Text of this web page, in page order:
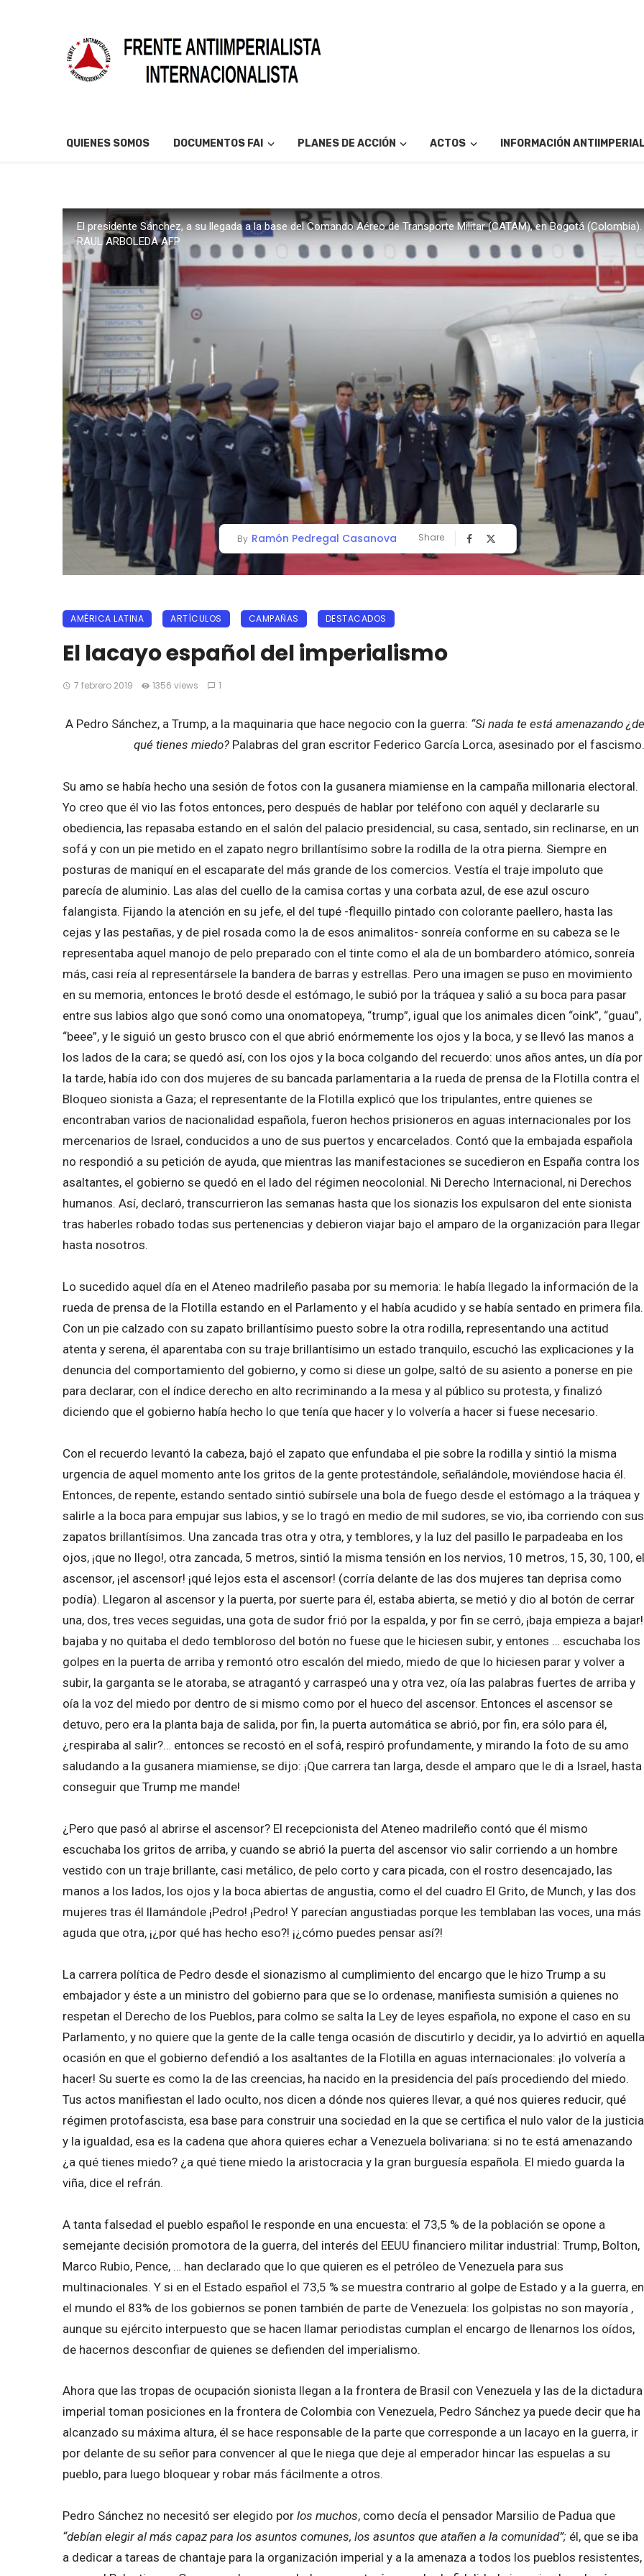
QUIENES SOMOS DOCUMENTOS FAI PLANES DE ACCIÓN ACTOS INFORMACIÓN
El presidente Sánchez, a su llegada a la base del Comando Aéreo de Transporte Militar (CATAM), en Bogotá (Colombia).
RAUL ARBOLEDA AFP
By Ramón Pedregal Casanova Share
AMÉRICA LATINA ARTÍCULOS CAMPAÑAS DESTACADOS
El lacayo español del imperialismo
7 febrero 2019 1356 views 1
A Pedro Sánchez, a Trump, a la maquinaria que hace negocio con la guerra: “Si nada te está amenazando ¿de
qué tienes miedo? Palabras del gran escritor Federico García Lorca, asesinado por el fascismo.
Su amo se había hecho una sesión de fotos con la gusanera miamiense en la campaña millonaria electoral.
Yo creo que él vio las fotos entonces, pero después de hablar por teléfono con aquél y declararle su
obediencia, las repasaba estando en el salón del palacio presidencial, su casa, sentado, sin reclinarse, en un
sofá y con un pie metido en el zapato negro brillantísimo sobre la rodilla de la otra pierna. Siempre en
posturas de maniquí en el escaparate del más grande de los comercios. Vestía el traje impoluto que
parecía de aluminio. Las alas del cuello de la camisa cortas y una corbata azul, de ese azul oscuro
falangista. Fijando la atención en su jefe, el del tupé -flequillo pintado con colorante paellero, hasta las
cejas y las pestañas, y de piel rosada como la de esos animalitos- sonreía conforme en su cabeza se le
representaba aquel manojo de pelo preparado con el tinte como el ala de un bombardero atómico, sonreía
más, casi reía al representársele la bandera de barras y estrellas. Pero una imagen se puso en movimiento
en su memoria, entonces le brotó desde el estómago, le subió por la tráquea y salió a su boca para pasar
entre sus labios algo que sonó como una onomatopeya, “trump”, igual que los animales dicen “oink”, “guau”,
“beee”, y le siguió un gesto brusco con el que abrió enórmemente los ojos y la boca, y se llevó las manos a
los lados de la cara; se quedó así, con los ojos y la boca colgando del recuerdo: unos años antes, un día por
la tarde, había ido con dos mujeres de su bancada parlamentaria a la rueda de prensa de la Flotilla contra el
Bloqueo sionista a Gaza; el representante de la Flotilla explicó que los tripulantes, entre quienes se
encontraban varios de nacionalidad española, fueron hechos prisioneros en aguas internacionales por los
mercenarios de Israel, conducidos a uno de sus puertos y encarcelados. Contó que la embajada española
no respondió a su petición de ayuda, que mientras las manifestaciones se sucedieron en España contra los
asaltantes, el gobierno se quedó en el lado del régimen neocolonial. Ni Derecho Internacional, ni Derechos
humanos. Así, declaró, transcurrieron las semanas hasta que los sionazis los expulsaron del ente sionista
tras haberles robado todas sus pertenencias y debieron viajar bajo el amparo de la organización para llegar
hasta nosotros.
Lo sucedido aquel día en el Ateneo madrileño pasaba por su memoria: le había llegado la información de la
rueda de prensa de la Flotilla estando en el Parlamento y el había acudido y se había sentado en primera fila.
Con un pie calzado con su zapato brillantísimo puesto sobre la otra rodilla, representando una actitud
atenta y serena, él aparentaba con su traje brillantísimo un estado tranquilo, escuchó las explicaciones y la
denuncia del comportamiento del gobierno, y como si diese un golpe, saltó de su asiento a ponerse en pie
para declarar, con el índice derecho en alto recriminando a la mesa y al público su protesta, y finalizó
diciendo que el gobierno había hecho lo que tenía que hacer y lo volvería a hacer si fuese necesario.
Con el recuerdo levantó la cabeza, bajó el zapato que enfundaba el pie sobre la rodilla y sintió la misma
urgencia de aquel momento ante los gritos de la gente protestándole, señalándole, moviéndose hacia él.
Entonces, de repente, estando sentado sintió subírsele una bola de fuego desde el estómago a la tráquea y
salirle a la boca para empujar sus labios, y se lo tragó en medio de mil sudores, se vio, iba corriendo con sus
zapatos brillantísimos. Una zancada tras otra y otra, y temblores, y la luz del pasillo le parpadeaba en los
ojos, ¡que no llego!, otra zancada, 5 metros, sintió la misma tensión en los nervios, 10 metros, 15, 30, 100, el
ascensor, ¡el ascensor! ¡qué lejos esta el ascensor! (corría delante de las dos mujeres tan deprisa como
podía). Llegaron al ascensor y la puerta, por suerte para él, estaba abierta, se metió y dio al botón de cerrar
una, dos, tres veces seguidas, una gota de sudor frió por la espalda, y por fin se cerró, ¡baja empieza a bajar!
bajaba y no quitaba el dedo tembloroso del botón no fuese que le hiciesen subir, y entones … escuchaba los
golpes en la puerta de arriba y remontó otro escalón del miedo, miedo de que lo hiciesen parar y volver a
subir, la garganta se le atoraba, se atragantó y carraspeó una y otra vez, oía las palabras fuertes de arriba y
oía la voz del miedo por dentro de si mismo como por el hueco del ascensor. Entonces el ascensor se
detuvo, pero era la planta baja de salida, por fin, la puerta automática se abrió, por fin, era sólo para él,
¿respiraba al salir?… entonces se recostó en el sofá, respiró profundamente, y mirando la foto de su amo
saludando a la gusanera miamiense, se dijo: ¡Que carrera tan larga, desde el amparo que le di a Israel, hasta
conseguir que Trump me mande!
¿Pero que pasó al abrirse el ascensor? El recepcionista del Ateneo madrileño contó que él mismo
escuchaba los gritos de arriba, y cuando se abrió la puerta del ascensor vio salir corriendo a un hombre
vestido con un traje brillante, casi metálico, de pelo corto y cara picada, con el rostro desencajado, las
manos a los lados, los ojos y la boca abiertas de angustia, como el del cuadro El Grito, de Munch, y las dos
mujeres tras él llamándole ¡Pedro! ¡Pedro! Y parecían angustiadas porque les temblaban las voces, una más
aguda que otra, ¡¿por qué has hecho eso?! ¡¿cómo puedes pensar así?!
La carrera política de Pedro desde el sionazismo al cumplimiento del encargo que le hizo Trump a su
embajador y éste a un ministro del gobierno para que se lo ordenase, manifiesta sumisión a quienes no
respetan el Derecho de los Pueblos, para colmo se salta la Ley de leyes española, no expone el caso en su
Parlamento, y no quiere que la gente de la calle tenga ocasión de discutirlo y decidir, ya lo advirtió en aquella
ocasión en que el gobierno defendió a los asaltantes de la Flotilla en aguas internacionales: ¡lo volvería a
hacer! Su suerte es como la de las creencias, ha nacido en la presidencia del país procediendo del miedo.
Tus actos manifiestan el lado oculto, nos dicen a dónde nos quieres llevar, a qué nos quieres reducir, qué
régimen protofascista, esa base para construir una sociedad en la que se certifica el nulo valor de la justicia
y la igualdad, esa es la cadena que ahora quieres echar a Venezuela bolivariana: si no te está amenazando
¿a qué tienes miedo? ¿a qué tiene miedo la aristocracia y la gran burguesía española. El miedo guarda la
viña, dice el refrán.
A tanta falsedad el pueblo español le responde en una encuesta: el 73,5 % de la población se opone a
semejante decisión promotora de la guerra, del interés del EEUU financiero militar industrial: Trump, Bolton,
Marco Rubio, Pence, … han declarado que lo que quieren es el petróleo de Venezuela para sus
multinacionales. Y si en el Estado español el 73,5 % se muestra contrario al golpe de Estado y a la guerra, en
el mundo el 83% de los gobiernos se ponen también de parte de Venezuela: los golpistas no son mayoría ,
aunque su ejército interpuesto que se hacen llamar periodistas cumplan el encargo de llenarnos los oídos,
de hacernos desconfiar de quienes se defienden del imperialismo.
Ahora que las tropas de ocupación sionista llegan a la frontera de Brasil con Venezuela y las de la dictadura
imperial toman posiciones en la frontera de Colombia con Venezuela, Pedro Sánchez ya puede decir que ha
alcanzado su máxima altura, él se hace responsable de la parte que corresponde a un lacayo en la guerra, ir
por delante de su señor para convencer al que le niega que deje al emperador hincar las espuelas a su
pueblo, para luego bloquear y robar más fácilmente a otros.
Pedro Sánchez no necesitó ser elegido por los muchos, como decía el pensador Marsilio de Padua que
“debían elegir al más capaz para los asuntos comunes, los asuntos que atañen a la comunidad”; él, que se iba
a dedicar a tareas de chantaje para la organización imperial y a la amenaza a todos los pueblos resistentes,